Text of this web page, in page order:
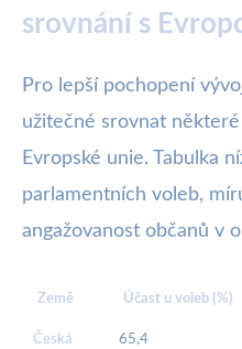
srovnání s
Pro lepší pochopení
užitečné srovnat
Evropské unie. Tabulka
parlamentních voleb,
angažovanost občanů v
Země Účast u voleb (%)
Česká
65,4